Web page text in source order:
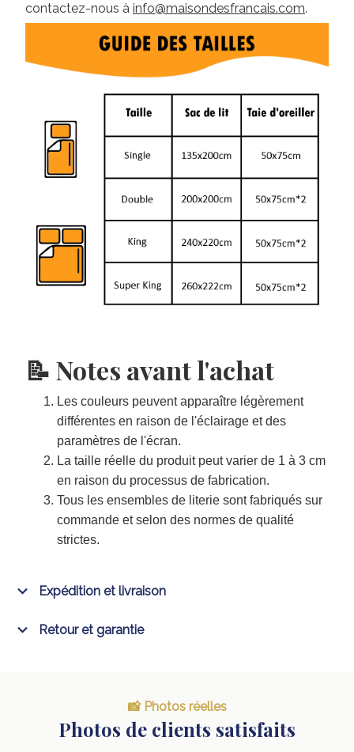
contactez-nous à info@maisondesfrancais.com.
📝 Notes avant l'achat
Les couleurs peuvent apparaître légèrement
différentes en raison de l'éclairage et des
paramètres de l'écran.
La taille réelle du produit peut varier de 1 à 3 cm
en raison du processus de fabrication.
Tous les ensembles de literie sont fabriqués sur
commande et selon des normes de qualité
strictes.
Expédition et livraison
Retour et garantie
📸 Photos réelles
Photos de clients satisfaits